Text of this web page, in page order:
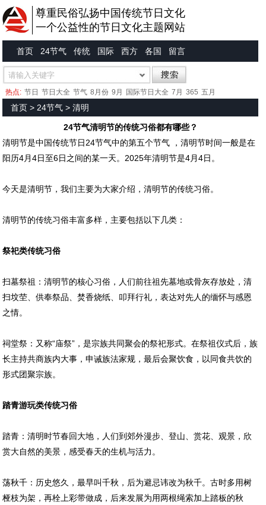
尊重民俗弘扬中国传统节日文化
一个公益性的节日文化主题网站
首页 24节气 传统 国际 西方 各国 留言
热点: 节日 节日大全 节气 8月份 9月 国际节日大全 7月 365 五月
首页 > 24节气 >清明
24节气清明节的传统习俗都有哪些？
清明节是中国传统节日24节气中的第五个节气 ，清明节时间一般是在
阳历4月4日至6日之间的某一天。2025年清明节是4月4日。
今天是清明节，我们主要为大家介绍，清明节的传统习俗。
清明节的传统习俗丰富多样，主要包括以下几类：
祭祀类传统习俗
扫墓祭祖：清明节的核心习俗，人们前往祖先墓地或骨灰存放处，清
扫坟茔、供奉祭品、焚香烧纸、叩拜行礼，表达对先人的缅怀与感恩
之情。
祠堂祭：又称“庙祭”，是宗族共同聚会的祭祀形式。在祭祖仪式后，族
长主持共商族内大事，申诫族法家规，最后会聚饮食，以同食共饮的
形式团聚宗族。
踏青游玩类传统习俗
踏青：清明时节春回大地，人们到郊外漫步、登山、赏花、观景，欣
赏大自然的美景，感受春天的生机与活力。
荡秋千：历史悠久，最早叫千秋，后为避忌讳改为秋千。古时多用树
桠枝为架，再栓上彩带做成，后来发展为用两根绳索加上踏板的秋